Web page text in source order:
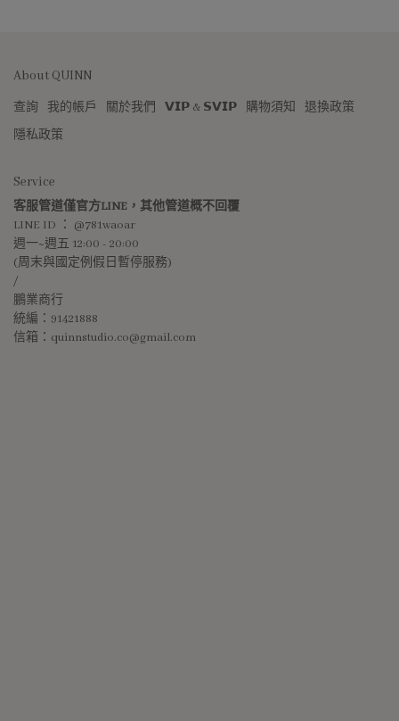
About QUINN
查詢 我的帳戶 關於我們 𝗩𝗜𝗣 & 𝗦𝗩𝗜𝗣 購物須知
退換政策
隱私政策
Service
客服管道僅官方LINE，其他管道概不回覆
LINE ID ： @781waoar
週一~週五 12:00 - 20:00
(周末與國定例假日暫停服務)
/
鵬業商行
統編：91421888
信箱：quinnstudio.co@gmail.com